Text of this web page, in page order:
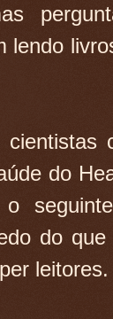
lendo
do
o
do
leitores.